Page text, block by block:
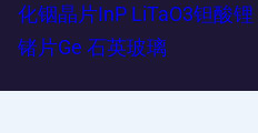
化铟晶片InP LiTaO3钽酸锂
锗片Ge 石英玻璃